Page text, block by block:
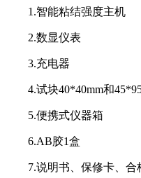
1.智能粘结强度主机
2.数显仪表
3.充电器
4.试块40*40mm和
5.便携式仪器箱
6.AB胶1盒
7.说明书、保修卡、合